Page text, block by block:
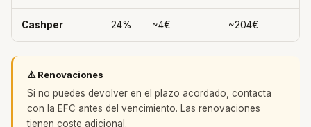
Cashper 24% ~4€ ~204€
⚠️ Renovaciones
Si no puedes devolver en el plazo acordado, contacta
con la EFC antes del vencimiento. Las renovaciones
tienen coste adicional.